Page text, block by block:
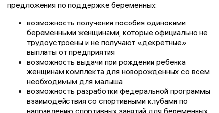
предложения по поддержке беременных:
возможность получения пособия одинокими
беременными женщинами, которые официально не
трудоустроены и не получают «декретные»
выплаты от предприятия
возможность выдачи при рождении ребенка
женщинам комплекта для новорожденных со всем
необходимым для малыша
возможность разработки федеральной программы
взаимодействия со спортивными клубами по
направлению спортивных занятий для беременных,